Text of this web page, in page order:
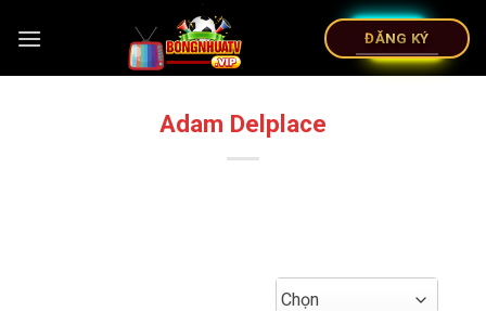
ĐĂNG KÝ
Adam Delplace
Chọn